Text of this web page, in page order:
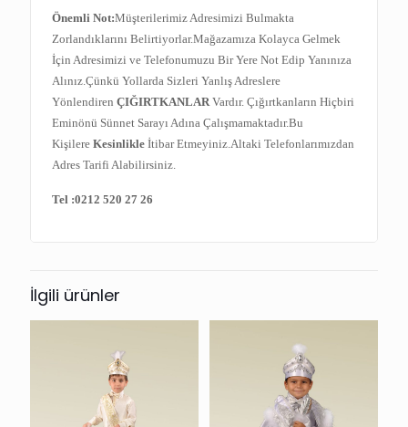
Önemli Not:Müşterilerimiz Adresimizi Bulmakta
Zorlandıklarını Belirtiyorlar.Mağazamıza Kolayca Gelmek
İçin Adresimizi ve Telefonumuzu Bir Yere Not Edip Yanınıza
Alınız.Çünkü Yollarda Sizleri Yanlış Adreslere
YönlendirenÇIĞIRTKANLARVardır. Çığırtkanların Hiçbiri
Eminönü Sünnet Sarayı Adına Çalışmamaktadır.Bu
KişilereKesinlikle İtibar Etmeyiniz.Altaki Telefonlarımızdan
Adres Tarifi Alabilirsiniz.
Tel :0212 520 27 26
İlgili ürünler